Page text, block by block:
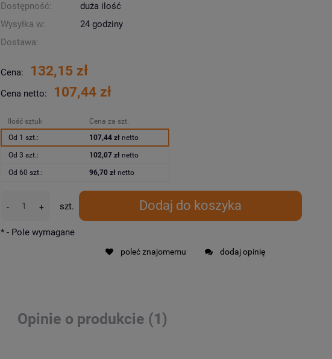
Dostępność:
duża ilość
Wysyłka w:
24 godziny
Dostawa:
Cena: 132,15 zł
Cena netto: 107,44 zł
Ilość sztuk
Cena za szt.
Od 1 szt.:
107,44 zł netto
Od 3 szt.: 102,07 zł netto
Od 60 szt.: 96,70 zł netto
- + szt. Dodaj do koszyka
*- Pole wymagane
poleć znajomemu dodaj opinię
Opinie o produkcie (1)